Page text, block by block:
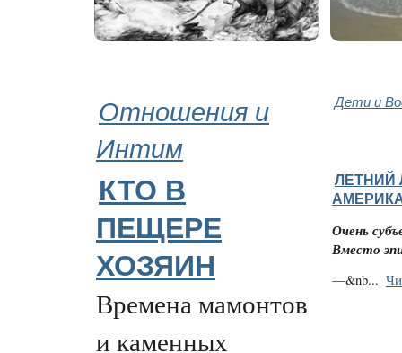
Отношения и
Интим
Дети и
КТО В
ПЕЩЕРЕ
ХОЗЯИН
Времена мамонтов
и каменных
ЛЕТНИЙ
Очень
Вместо
—&nb...